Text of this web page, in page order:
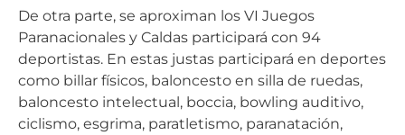
De otra parte, se aproximan los VI Juegos
Paranacionales y Caldas participará con 94
deportistas. En estas justas participará en deportes
como billar físicos, baloncesto en silla de ruedas,
baloncesto intelectual, boccia, bowling auditivo,
ciclismo, esgrima, paratletismo, paranatación,